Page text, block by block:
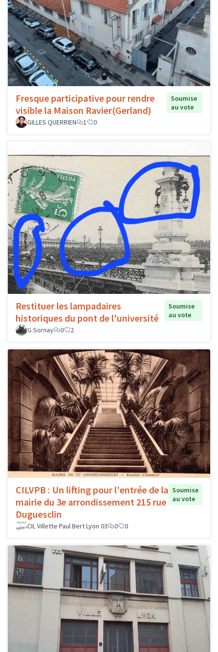
Fresque participative pour rendre
visible la Maison Ravier(Gerland)
Soumise
au vote
GILLES QUERRIEN
1 0
Restituer les lampadaires
historiques du pont de l'université
Soumise
au vote
G Sornay
0 2
CILVPB : Un lifting pour l'entrée de la
mairie du 3e arrondissement 215 rue
Duguesclin
Soumise
au vote
CIL Villette Paul Bert Lyon 03 0 0